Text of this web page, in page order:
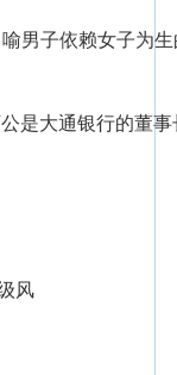
喻男子依赖女子为
是大通银行的董事
风